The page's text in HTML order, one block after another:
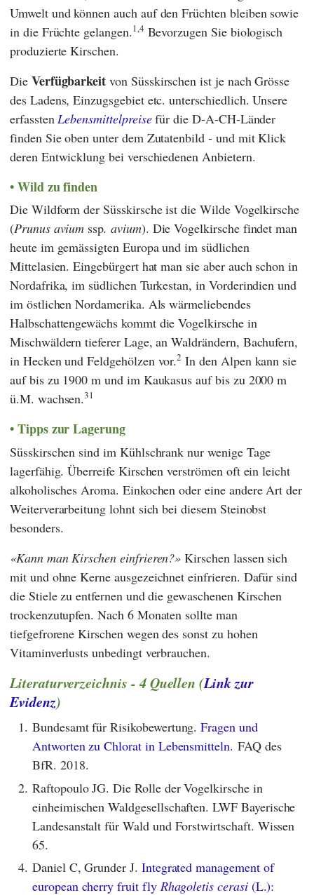
Umwelt und können auch auf den Früchten bleiben sowie
in die Früchte gelangen.1,4 Bevorzugen Sie biologisch
produzierte Kirschen.
Die Verfügbarkeit von Süsskirschen ist je nach Grösse
des Ladens, Einzugsgebiet etc. unterschiedlich. Unsere
erfassten Lebensmittelpreisefür die D-A-CH-Länder
finden Sie oben unter dem Zutatenbild - und mit Klick
deren Entwicklung bei verschiedenen Anbietern.
Wild zu finden
Die Wildform der Süsskirsche ist die Wilde Vogelkirsche
(Prunus avium ssp. avium). Die Vogelkirsche findet man
heute im gemässigten Europa und im südlichen
Mittelasien. Eingebürgert hat man sie aber auch schon in
Nordafrika, im südlichen Turkestan, in Vorderindien und
im östlichen Nordamerika. Als wärmeliebendes
Halbschattengewächs kommt die Vogelkirsche in
Mischwäldern tieferer Lage, an Waldrändern, Bachufern,
in Hecken und Feldgehölzen vor.2 In den Alpen kann sie
auf bis zu 1900 m und im Kaukasus auf bis zu 2000 m
ü.M. wachsen.31
Tipps zur Lagerung
Süsskirschen sind im Kühlschrank nur wenige Tage
lagerfähig. Überreife Kirschen verströmen oft ein leicht
alkoholisches Aroma. Einkochen oder eine andere Art der
Weiterverarbeitung lohnt sich bei diesem Steinobst
besonders.
Kann man Kirschen einfrieren? Kirschen lassen sich
mit und ohne Kerne ausgezeichnet einfrieren. Dafür sind
die Stiele zu entfernen und die gewaschenen Kirschen
trockenzutupfen. Nach 6 Monaten sollte man
tiefgefrorene Kirschen wegen des sonst zu hohen
Vitaminverlusts unbedingt verbrauchen.
Literaturverzeichnis - 4 Quellen (Link zur
Evidenz)
1. Bundesamt für Risikobewertung. Fragen und
Antworten zu Chlorat in Lebensmitteln. FAQ des
BfR. 2018.
2. Raftopoulo JG. Die Rolle der Vogelkirsche in
einheimischen Waldgesellschaften. LWF Bayerische
Landesanstalt für Wald und Forstwirtschaft. Wissen
65.
4. Daniel C, Grunder J. Integrated management of
european cherry fruit fly Rhagoletis cerasi(L.):